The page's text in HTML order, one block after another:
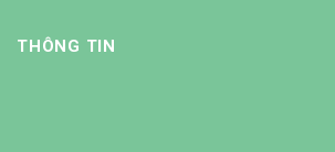
THÔNG TIN